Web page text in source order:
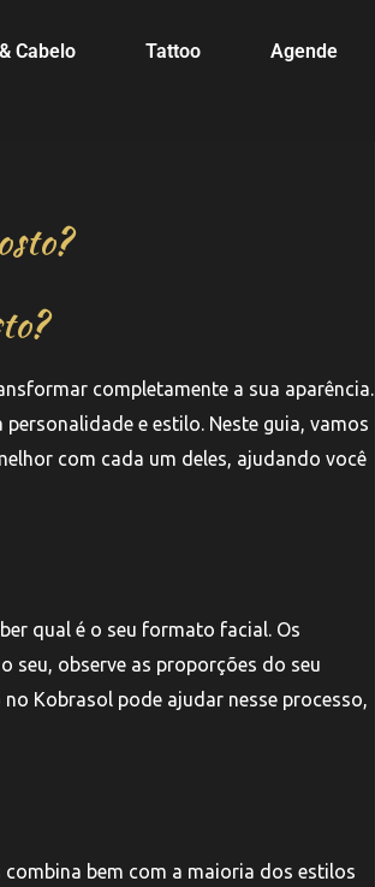
Cabelo Tattoo Agende
completamente a sua aparência.
e estilo. Neste guia, vamos
com cada um deles, ajudando você
qual é o seu formato facial. Os
seu, observe as proporções do seu
Kobrasol pode ajudar nesse processo,
bem com a maioria dos estilos